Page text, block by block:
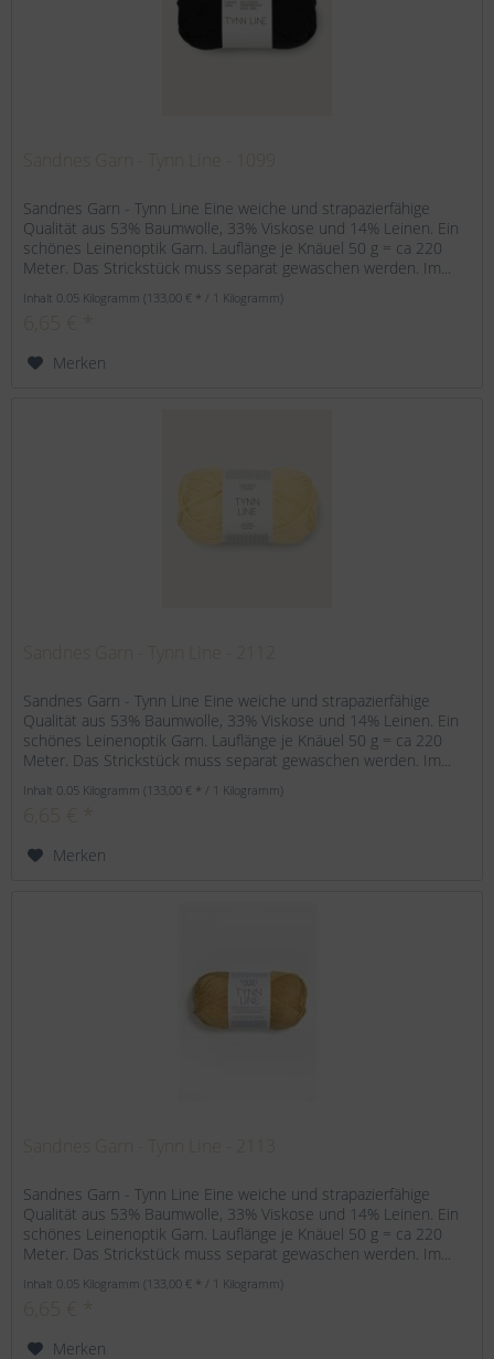
Sandnes Garn - Tynn Line Eine weiche und strapazierfähige
Qualität aus 53% Baumwolle, 33% Viskose und 14% Leinen. Ein
schönes Leinenoptik Garn. Lauflänge je Knäuel 50 g = ca 220
Meter. Das Strickstück muss separat gewaschen werden. Im...
Inhalt 0.05 Kilogramm(133,00 € * / 1 Kilogramm)
Merken
Sandnes Garn - Tynn Line Eine weiche und strapazierfähige
Qualität aus 53% Baumwolle, 33% Viskose und 14% Leinen. Ein
schönes Leinenoptik Garn. Lauflänge je Knäuel 50 g = ca 220
Meter. Das Strickstück muss separat gewaschen werden. Im...
Inhalt 0.05 Kilogramm(133,00 € * / 1 Kilogramm)
Merken
Sandnes Garn - Tynn Line Eine weiche und strapazierfähige
Qualität aus 53% Baumwolle, 33% Viskose und 14% Leinen. Ein
schönes Leinenoptik Garn. Lauflänge je Knäuel 50 g = ca 220
Meter. Das Strickstück muss separat gewaschen werden. Im...
Inhalt 0.05 Kilogramm(133,00 € * / 1 Kilogramm)
Merken